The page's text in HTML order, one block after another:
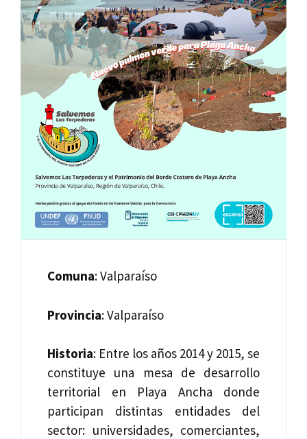
Comuna: Valparaíso
Provincia: Valparaíso
Historia: Entre los años 2014 y 2015, se
constituye una mesa de desarrollo
territorial en Playa Ancha donde
participan distintas entidades del
sector: universidades, comerciantes,